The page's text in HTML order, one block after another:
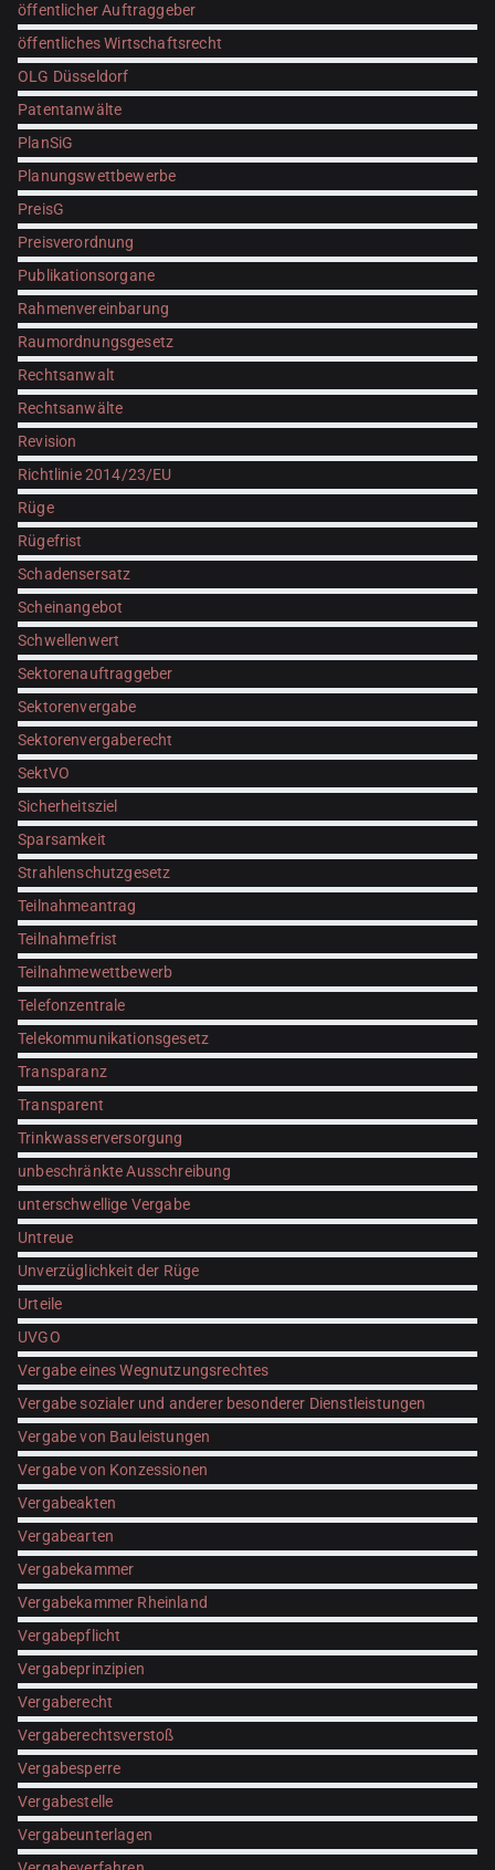
öffentlicher Auftraggeber
öffentliches Wirtschaftsrecht
OLG Düsseldorf
Patentanwälte
PlanSiG
Planungswettbewerbe
PreisG
Preisverordnung
Publikationsorgane
Rahmenvereinbarung
Raumordnungsgesetz
Rechtsanwalt
Rechtsanwälte
Revision
Richtlinie 2014/23/EU
Rüge
Rügefrist
Schadensersatz
Scheinangebot
Schwellenwert
Sektorenauftraggeber
Sektorenvergabe
Sektorenvergaberecht
SektVO
Sicherheitsziel
Sparsamkeit
Strahlenschutzgesetz
Teilnahmeantrag
Teilnahmefrist
Teilnahmewettbewerb
Telefonzentrale
Telekommunikationsgesetz
Transparanz
Transparent
Trinkwasserversorgung
unbeschränkte Ausschreibung
unterschwellige Vergabe
Untreue
Unverzüglichkeit der Rüge
Urteile
UVGO
Vergabe eines Wegnutzungsrechtes
Vergabe sozialer und anderer besonderer Dienstleistungen
Vergabe von Bauleistungen
Vergabe von Konzessionen
Vergabeakten
Vergabearten
Vergabekammer
Vergabekammer Rheinland
Vergabepflicht
Vergabeprinzipien
Vergaberecht
Vergaberechtsverstoß
Vergabesperre
Vergabestelle
Vergabeunterlagen